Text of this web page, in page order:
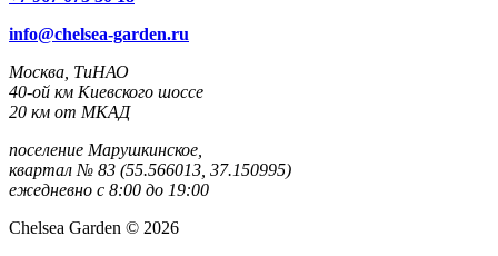
info@chelsea-garden.ru
Москва, ТиНАО
40-ой км Киевского шоссе
20 км от МКАД
поселение Марушкинское,
квартал № 83 (55.566013, 37.150995)
ежедневно с 8:00 до 19:00
Chelsea Garden © 2026